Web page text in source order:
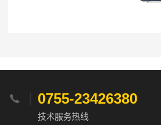
 0755-23426380
技术服务热线